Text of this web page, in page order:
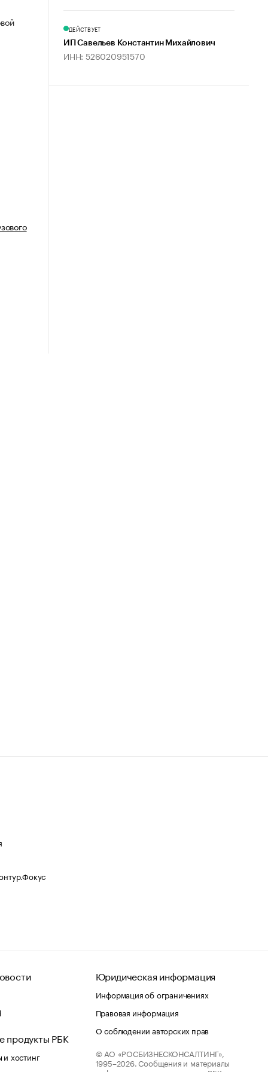
ДЕЙСТВУЕТ
ИП Савельев Константин Михайлович
ИНН: 526020951570
продукты РБК
хостинг
Юридическая информация
Информация об ограничениях
Правовая информация
О соблюдении авторских прав
© АО «РОСБИЗНЕСКОНСАЛТИНГ»,
1995–2026. Сообщения и материалы